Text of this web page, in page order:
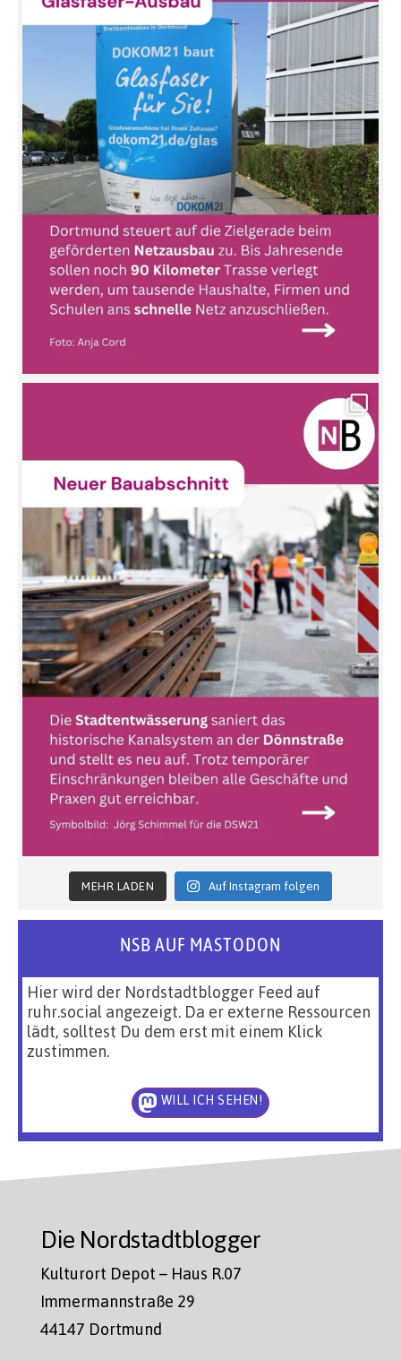
MEHR LADEN Auf Instagram folgen
NSB AUF MASTODON
Hier wird der Nordstadtblogger Feed auf
ruhr.social angezeigt. Da er externe Ressourcen
lädt, solltest Du dem erst mit einem Klick
zustimmen.
WILL ICH SEHEN!
Die Nordstadtblogger
Kulturort Depot – Haus R.07
Immermannstraße 29
44147 Dortmund